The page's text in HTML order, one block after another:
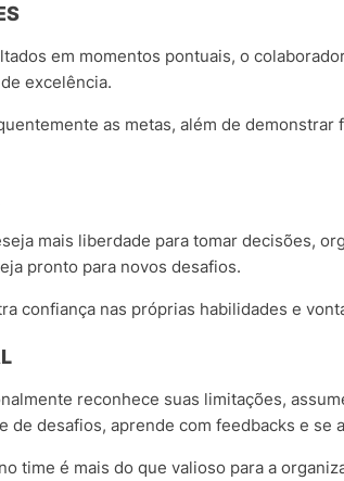
em momentos pontuais, o
excelência.
as metas, além de demonstrar
mais liberdade para tomar decisões,
pronto para novos desafios.
confiança nas próprias habilidades e
reconhece suas limitações,
de desafios, aprende com feedbacks e se
time é mais do que valioso para a